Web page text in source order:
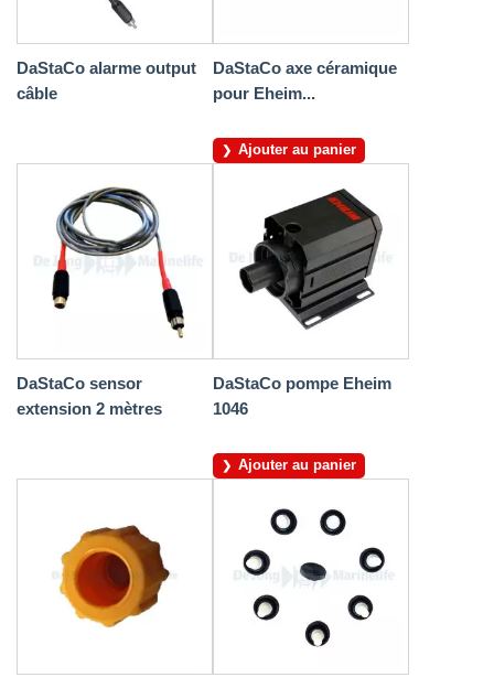
DaStaCo alarme output
câble
DaStaCo axe céramique
pour Eheim...
Ajouter au panier
DaStaCo sensor
extension 2 mètres
DaStaCo pompe Eheim
1046
Ajouter au panier